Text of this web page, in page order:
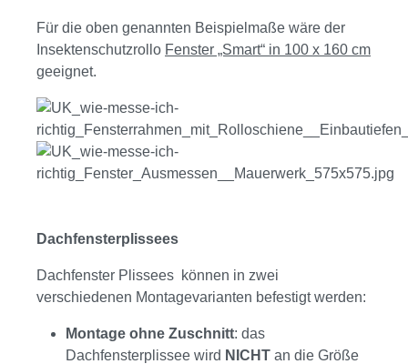
Für die oben genannten Beispielmaße wäre der
Insektenschutzrollo Fenster „Smart“ in 100 x 160 cm
geeignet.
Dachfensterplissees
Dachfenster Plissees können in zwei
verschiedenen Montagevarianten befestigt werden:
Montage ohne Zuschnitt: das
Dachfensterplissee wird NICHT an die Größe